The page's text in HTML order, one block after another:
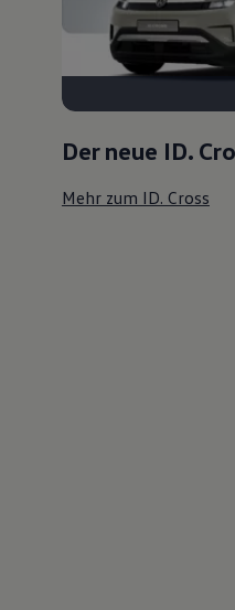
Der neue ID.
Mehr zum ID. Cross